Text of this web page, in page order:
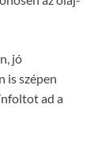
jó
is szépen
ad a